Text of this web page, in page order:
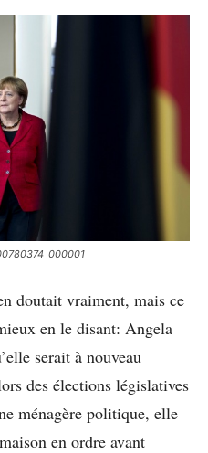
doutait vraiment, mais ce
en le disant: Angela
serait à nouveau
des élections législatives
ménagère politique, elle
en ordre avant